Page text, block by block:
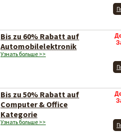
Bis zu 60% Rabatt auf
Automobilelektronik
Узнать больше >>
Bis zu 50% Rabatt auf
Computer & Office
Kategorie
Узнать больше >>